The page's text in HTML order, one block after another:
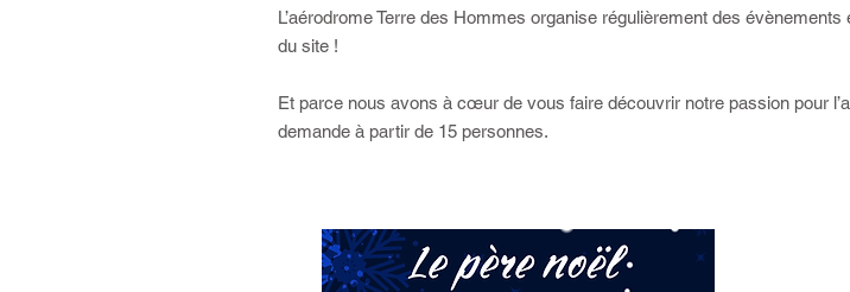
L’aérodrome Terre des Hommes organise régulièrement des
du site !
Et parce nous avons à cœur de vous faire découvrir notre passion pour
demande à partir de 15 personnes.